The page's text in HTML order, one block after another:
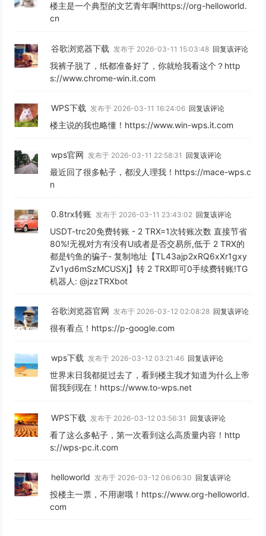
楼主是一个典型的文艺青年啊!https://org-helloworld.
cn
谷歌浏览器下载 发布于 2026-03-11 15:03:48 回复该评论
我裤子脱了，纸都准备好了，你就给我看这个？http
s://www.chrome-win.it.com
WPS下载 发布于 2026-03-11 16:24:06 回复该评论
楼主说的我也略懂！https://www.win-wps.it.com
wps官网 发布于 2026-03-11 22:58:31 回复该评论
最近回了很多帖子，都没人理我！https://mace-wps.c
n
0.8trx转账 发布于 2026-03-11 23:43:02 回复该评论
USDT-trc20免费转账 - 2 TRX=1次转账次数 直接节省
80%!无视对方有没有U或者是否交易所,低于 2 TRX的
都是钓鱼的骗子- 复制地址【TL43ajp2xRQ6xXr1gxy
Zv1yd6mSzMCUSXj】转 2 TRX即可0手续费转账!TG
机器人: @jzzTRXbot
谷歌浏览器官网 发布于 2026-03-12 02:08:28 回复该评论
很有看点！https://p-google.com
wps下载 发布于 2026-03-12 03:21:46 回复该评论
世界末日我都挺过去了，看到楼主我才知道为什么上帝
留我到现在！https://www.to-wps.net
WPS下载 发布于 2026-03-12 03:56:31 回复该评论
看了这么多帖子，第一次看到这么高质量内容！http
s://wps-pc.it.com
helloworld 发布于 2026-03-12 06:06:30 回复该评论
投楼主一票，不用谢哦！https://www.org-helloworld.
com